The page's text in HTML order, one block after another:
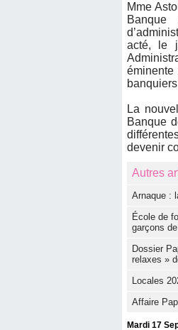
Mme
acté, le
La
Banque
devenir
Autres
Arnaque :
École de
garçons
Dossier
relaxes »
Locales
Affaire
Mardi 17